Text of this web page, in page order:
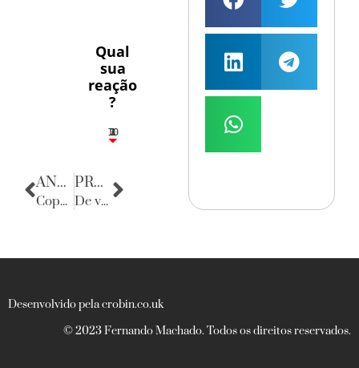
Qual
sua
reação
?
3
1
1
2
10
ANTERIOR
Copa do Mundo 2014
PRÓXIMA
De volta para o passado
Desenvolvido pela crobin.co.uk
© 2023 Fernando Machado. Todos os direitos reservados.